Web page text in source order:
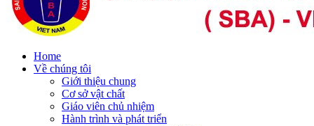
Home
Về chúng tôi
Giới thiệu chung
Cơ sở vật chất
Giáo viên chủ nhiệm
Hành trình và phát triển